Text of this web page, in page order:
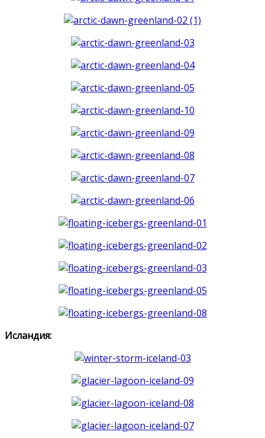
Исландия: